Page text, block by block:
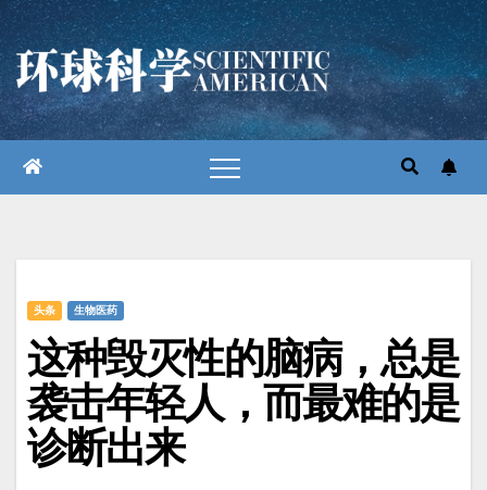
跳
至
内
容
头条 生物医药
这种毁灭性的脑病，总是
袭击年轻人，而最难的是
诊断出来